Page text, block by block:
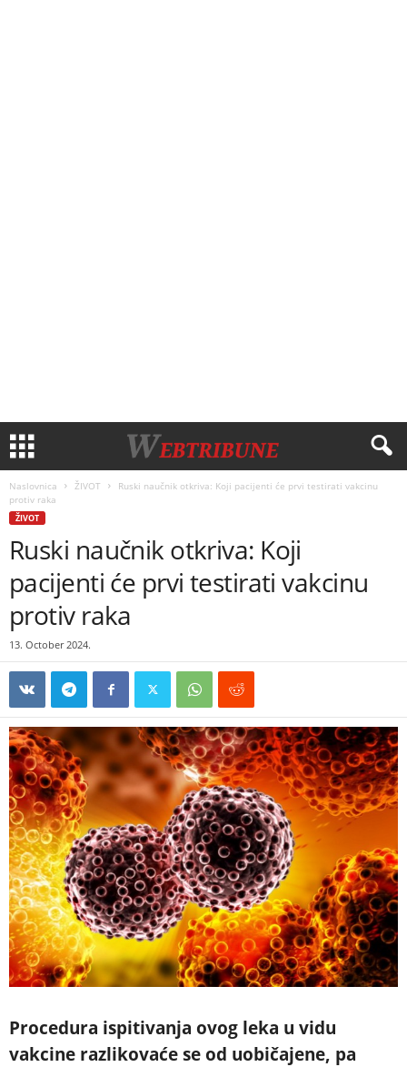
Naslovnica ŽIVOT
Ruski naučnik otkriva: Koji pacijenti će prvi testirati vakcinu
protiv raka
ŽIVOT
Ruski naučnik otkriva: Koji
pacijenti će prvi testirati vakcinu
protiv raka
13. October 2024.
Procedura ispitivanja ovog leka u vidu
vakcine razlikovaće se od uobičajene, pa